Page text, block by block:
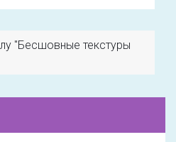
"Бесшовные текстуры